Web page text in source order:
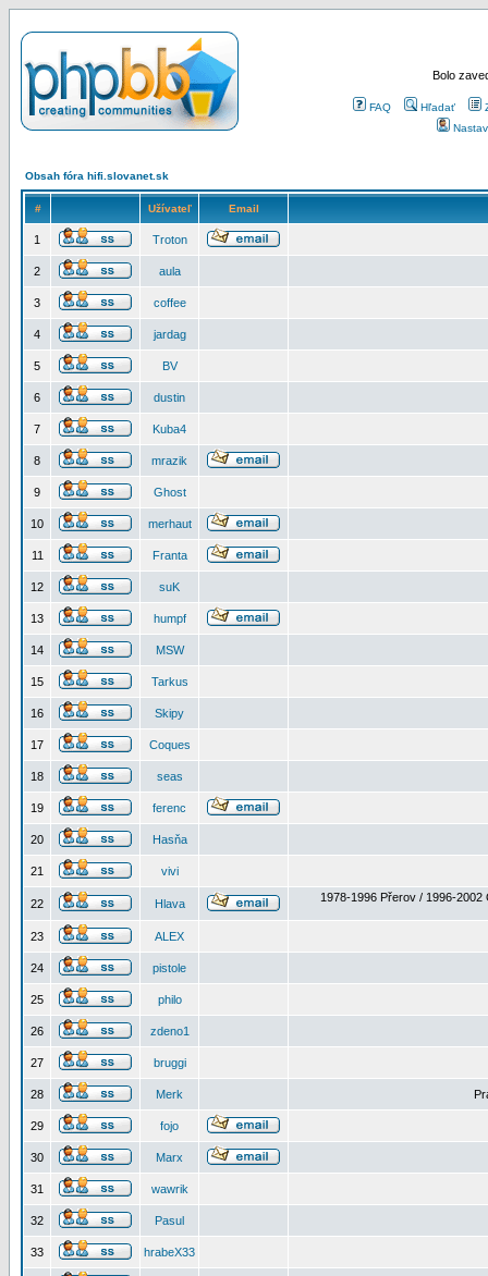
Bolo
FAQ Hľadať
Obsah fóra hifi.slovanet.sk
# Užívateľ Email
1 Troton
2 aula
3 coffee
4 jardag
5 BV
6 dustin
7 Kuba4
8 mrazik
9 Ghost
10 merhaut
11 Franta
12 suK
13 humpf
14 MSW
15 Tarkus
16 Skipy
17 Coques
18 seas
19 ferenc
20 Hasňa
21 vivi
22 Hlava 1978-1996 Přerov / 1996-2002
23 ALEX
24 pistole
25 philo
26 zdeno1
27 bruggi
28 Merk
29 fojo
30 Marx
31 wawrik
32 Pasul
33 hrabeX33